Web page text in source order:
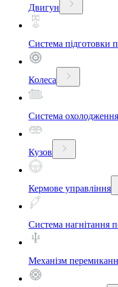
Двигун
Система підготовки
Колеса
Система охолодження
Кузов
Кермове управління
Система нагнітання
Механізм